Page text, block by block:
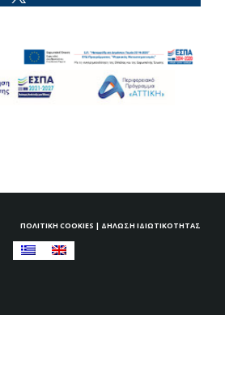
ΠΟΛΙΤΙΚΉ COOKIES | ΔΉΛΩΣΗ ΙΔΙΩΤΙΚΌΤΗΤΑΣ